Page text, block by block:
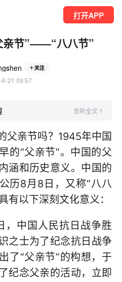
打开APP
亲节”——“八八节”
关注
6-21 09:57
去听全文
父亲节吗？1945年中国
的“父亲节”。中国的父
涵和历史意义。中国的
历8月8日，又称“八八
有以下深刻文化意义：
，中国人民抗日战争胜
之士为了纪念抗日战争
了“父亲节”的构想，于
纪念父亲的活动，立即